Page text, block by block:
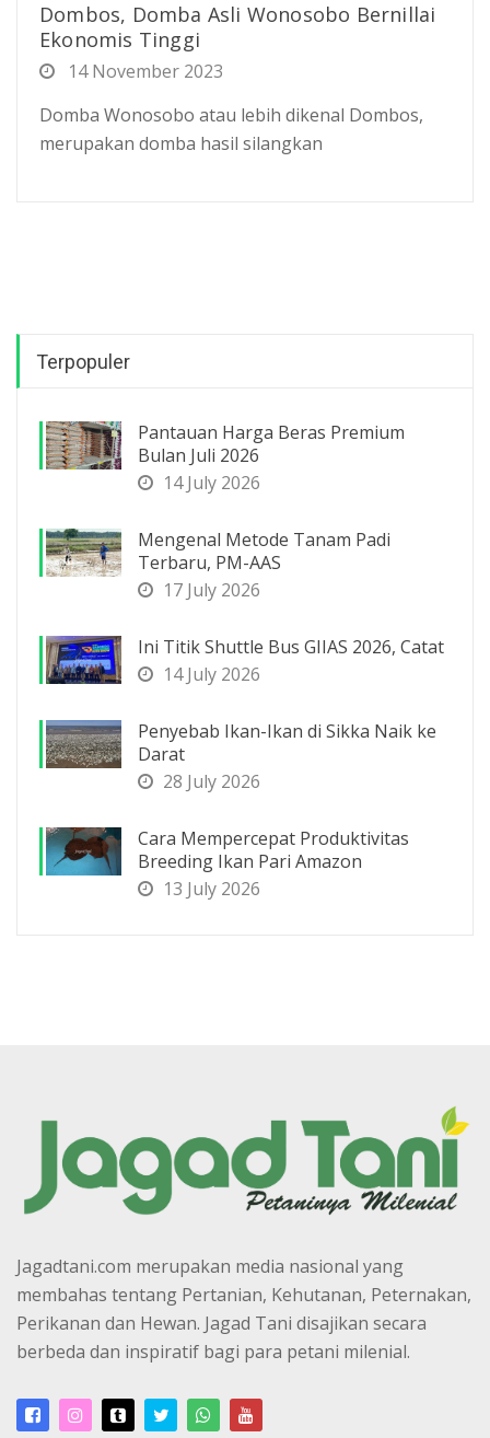
Dombos, Domba Asli Wonosobo Bernillai
Ekonomis Tinggi
14 November 2023
Domba Wonosobo atau lebih dikenal Dombos,
merupakan domba hasil silangkan
Terpopuler
Pantauan Harga Beras Premium
Bulan Juli 2026
14 July 2026
Mengenal Metode Tanam Padi
Terbaru, PM-AAS
17 July 2026
Ini Titik Shuttle Bus GIIAS 2026, Catat
14 July 2026
Penyebab Ikan-Ikan di Sikka Naik ke
Darat
28 July 2026
Cara Mempercepat Produktivitas
Breeding Ikan Pari Amazon
13 July 2026
Jagadtani.com merupakan media nasional yang
membahas tentang Pertanian, Kehutanan, Peternakan,
Perikanan dan Hewan. Jagad Tani disajikan secara
berbeda dan inspiratif bagi para petani milenial.